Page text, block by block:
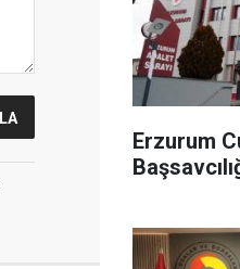
Erzurum